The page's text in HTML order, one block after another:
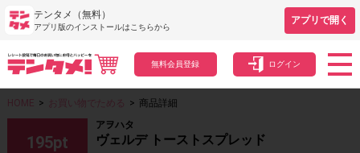
テンタメ（無料）
アプリ版のインストールはこちらから
アプリで開く
無料会員登録 ログイン
HOME > お買い物でためる > 商品詳細
195pt
アヲハタ
ヴェルデ トーストスプレッド